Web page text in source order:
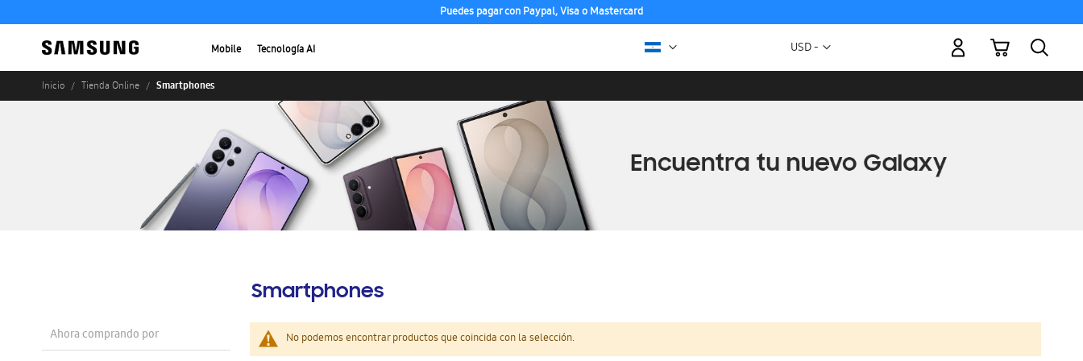
Puedes pagar con Paypal, Visa o Mastercard
Mobile Tecnología AI Moneda
USD -
Mi carrito
Inicio Tienda Online Smartphones
Smartphones
No podemos encontrar productos que coincida con la selección.
Ahora comprando por